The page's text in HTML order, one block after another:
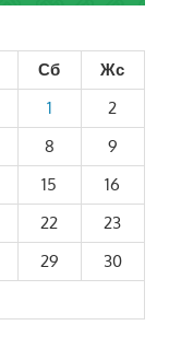
Сб
Жс
1
2
8
9
15
16
22
23
29
30